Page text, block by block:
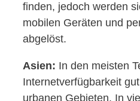
finden, jedoch werden
mobilen Geräten und
abgelöst.
Asien: In den meisten
Internetverfügbarkeit
urbanen Gebieten. In